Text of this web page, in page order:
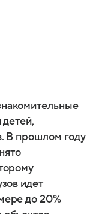
В прошлом году
идет
до 20%